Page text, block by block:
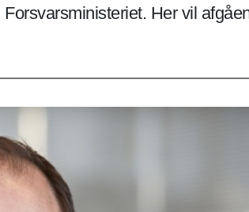
Her vil